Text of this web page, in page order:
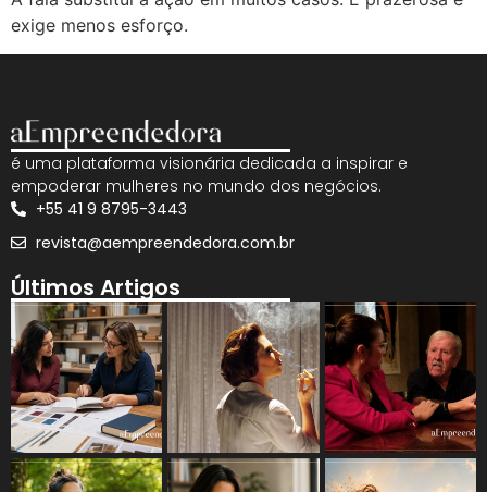
exige menos esforço.
é uma plataforma visionária dedicada a inspirar e
empoderar mulheres no mundo dos negócios.
+55 41 9 8795-3443
revista@aempreendedora.com.br
Últimos Artigos